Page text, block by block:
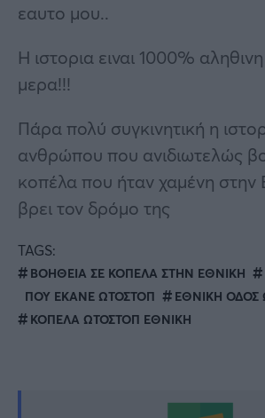
εαυτο μου..
Η ιστορια ειναι 1000%
μερα!!!
Πάρα πολύ συγκινητική η
ανθρώπου που ανιδιωτελώς
κοπέλα που ήταν χαμένη στην
βρει τον δρόμο της
TAGS:
ΒΟΗΘΕΙΑ ΣΕ ΚΟΠΕΛΑ ΣΤΗΝ ΕΘΝΙΚΗ
ΠΟΥ ΕΚΑΝΕ ΩΤΟΣΤΟΠ
ΕΘΝΙΚΗ ΟΔΟΣ
ΚΟΠΕΛΑ ΩΤΟΣΤΟΠ ΕΘΝΙΚΗ